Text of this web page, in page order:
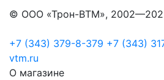
© ООО «Трон-ВТМ»,
+7 (343) 379-8-379 +7 (343)
vtm.ru
О магазине